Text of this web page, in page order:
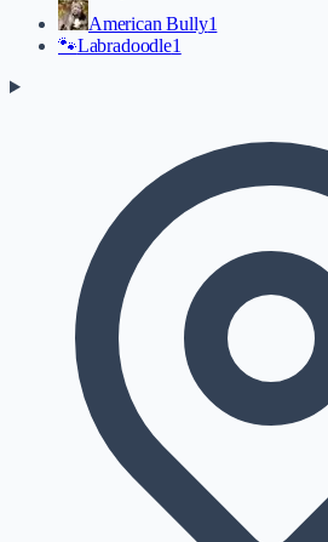
American Bully1
🐾Labradoodle1